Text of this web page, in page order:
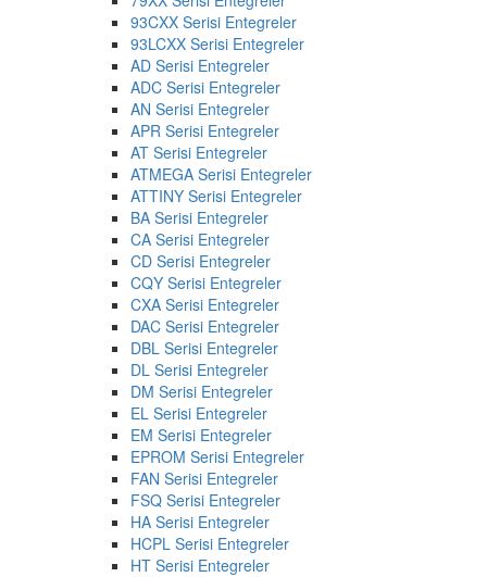
93CXX Serisi Entegreler
93LCXX Serisi Entegreler
AD Serisi Entegreler
ADC Serisi Entegreler
AN Serisi Entegreler
APR Serisi Entegreler
AT Serisi Entegreler
ATMEGA Serisi Entegreler
ATTINY Serisi Entegreler
BA Serisi Entegreler
CA Serisi Entegreler
CD Serisi Entegreler
CQY Serisi Entegreler
CXA Serisi Entegreler
DAC Serisi Entegreler
DBL Serisi Entegreler
DL Serisi Entegreler
DM Serisi Entegreler
EL Serisi Entegreler
EM Serisi Entegreler
EPROM Serisi Entegreler
FAN Serisi Entegreler
FSQ Serisi Entegreler
HA Serisi Entegreler
HCPL Serisi Entegreler
HT Serisi Entegreler